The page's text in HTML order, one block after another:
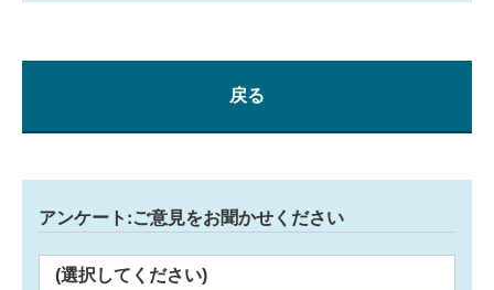
戻る
アンケート:ご意見をお聞かせください
(選択してください)